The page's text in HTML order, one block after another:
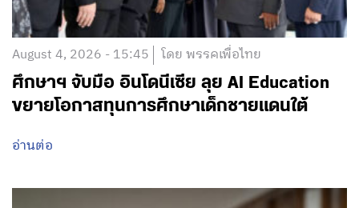
August 4, 2026 - 15:45 โดย พรรคเพื่อไทย
ศึกษาฯ จับมือ อินโดนีเซีย ลุย AI Education
ขยายโอกาสทุนการศึกษาเด็กชายแดนใต้
อ่านต่อ